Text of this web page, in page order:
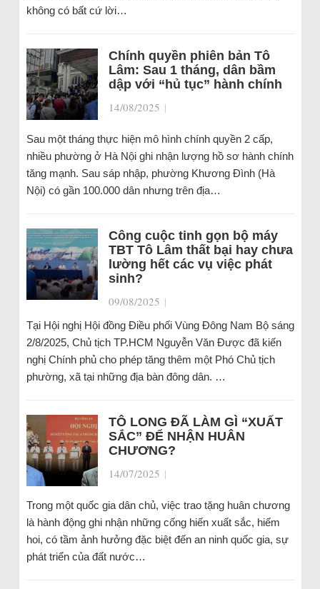
không có bất cứ lời…
Chính quyền phiên bản Tô
Lâm: Sau 1 tháng, dân bầm
dập với “hủ tục” hành chính
14/08/2025 |
Sau một tháng thực hiện mô hình chính quyền 2 cấp,
nhiều phường ở Hà Nội ghi nhận lượng hồ sơ hành chính
tăng mạnh. Sau sáp nhập, phường Khương Đình (Hà
Nội) có gần 100.000 dân nhưng trên địa…
Công cuộc tinh gọn bộ máy
TBT Tô Lâm thất bại hay chưa
lường hết các vụ việc phát
sinh?
09/08/2025 |
Tại Hội nghị Hội đồng Điều phối Vùng Đông Nam Bộ sáng
2/8/2025, Chủ tịch TP.HCM Nguyễn Văn Được đã kiến
nghị Chính phủ cho phép tăng thêm một Phó Chủ tịch
phường, xã tại những địa bàn đông dân. …
TÔ LONG ĐÃ LÀM GÌ “XUẤT
SẮC” ĐỂ NHẬN HUÂN
CHƯƠNG?
14/07/2025 |
Trong một quốc gia dân chủ, việc trao tặng huân chương
là hành động ghi nhận những cống hiến xuất sắc, hiếm
hoi, có tầm ảnh hưởng đặc biệt đến an ninh quốc gia, sự
phát triển của đất nước…